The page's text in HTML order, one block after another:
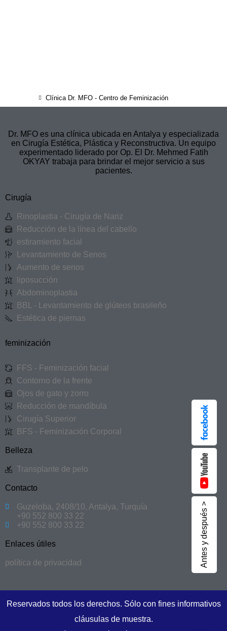
Clínica Dr. MFO - Centro de Feminización
Dr. MFO es una clínica ubicada en Antalya y especializada
en Cirugía Estética, Plástica y Reconstructiva. Un equipo
experimentado liderado por Op. El Dr. Mehmed Fatih
OKYAY trabaja para brindar el mejor servicio a sus
pacientes.
Cirugía
Rinoplastia - Cirugía de Nariz
Reducción de la línea del cabello
estiramiento facial
Levantamiento de Senos
Aumento de senos
liposucción
Abdominoplastia
BBL - Levantamiento de glúteos brasileño
Estética de piernas
feminización
FFS - Feminización facial
Contorno de la frente
Ojos de gato y zorro
Reducción de mandíbula
Cirugía Superior
BFS - Feminización Corporal
Belleza
Transplante de pelo
Contacto
Guzeloba, 2408/10, Antalya, Turquía
+90 552 800 33 22
+90 552 800 33 22
Enlaces útiles
política de privacidad
Reservados todos los derechos. Sólo con fines informativos
cláusulas de muestra.
Antes y después >